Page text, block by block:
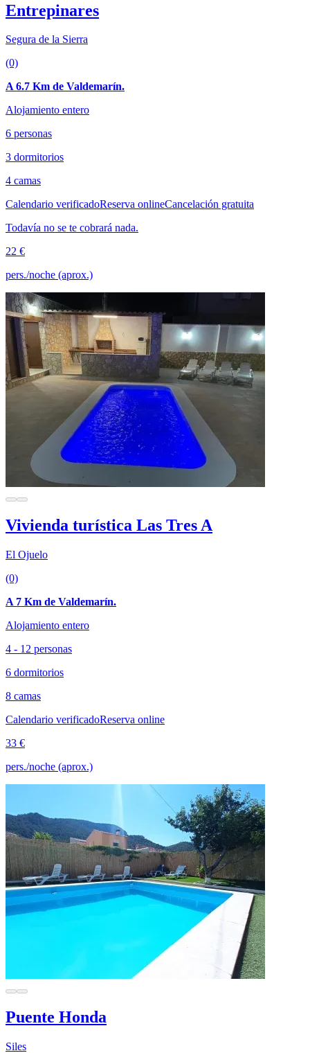
Entrepinares
Segura de la Sierra
(0)
A 6.7 Km de Valdemarín.
Alojamiento entero
6 personas
3 dormitorios
4 camas
Calendario verificadoReserva onlineCancelación gratuita
Todavía no se te cobrará nada.
22 €
pers./noche (aprox.)
Vivienda turística Las Tres A
El Ojuelo
(0)
A 7 Km de Valdemarín.
Alojamiento entero
4 - 12 personas
6 dormitorios
8 camas
Calendario verificadoReserva online
33 €
pers./noche (aprox.)
Puente Honda
Siles